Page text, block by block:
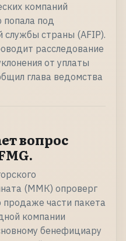
компаний
попала под
службы страны (AFIP).
расследование
от уплаты
глава ведомства
вопрос
(ММК) опроверг
продаже части пакета
компании
бенефициару